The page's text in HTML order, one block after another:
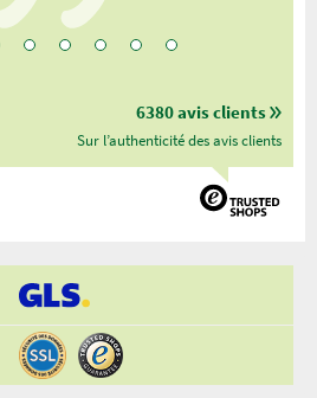
6380 avis clients
Sur l’authenticité des avis clients